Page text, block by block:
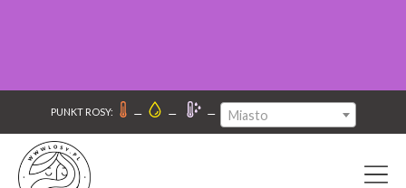
PUNKT ROSY: – – – Miasto